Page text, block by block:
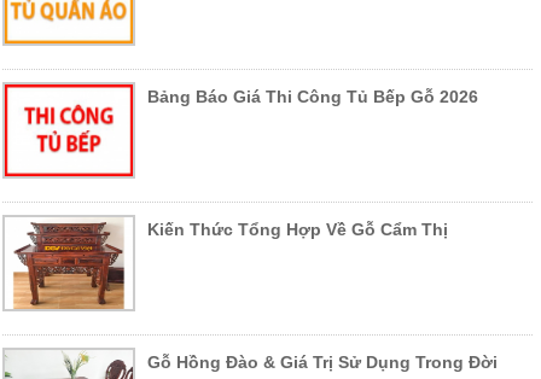
Bảng Báo Giá Thi Công Tủ Bếp Gỗ 2026
Kiến Thức Tổng Hợp Về Gỗ Cẩm Thị
Gỗ Hồng Đào & Giá Trị Sử Dụng Trong Đời